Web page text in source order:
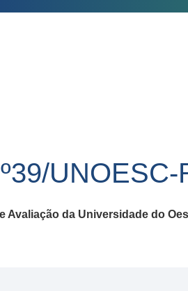
UNOESC-
da Universidade do